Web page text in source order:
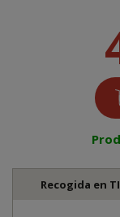
Recogida en